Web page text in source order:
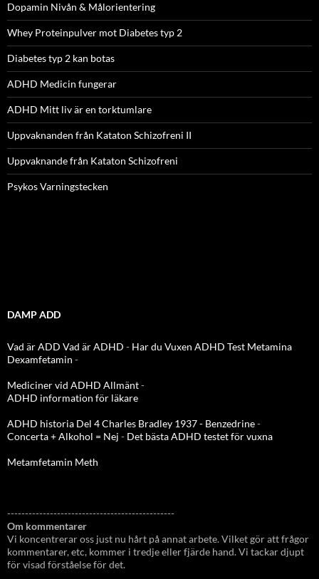
Dopamin Nivån & Målorientering
Whey Proteinpulver mot Diabetes typ 2
Diabetes typ 2 kan botas
ADHD Medicin fungerar
ADHD Mitt liv är en torktumlare
Uppvaknanden från Kataton Schizofreni II
Uppvaknande från Kataton Schizofreni
Psykos Varningstecken
DAMP ADD
Vad är ADD Vad är ADHD - Har du Vuxen ADHD Test Metamina
Dexamfetamin -
Mediciner vid ADHD Allmänt-
ADHD information för läkare
ADHD historia Del 4 Charles Bradley 1937 - Benzedrine-
Concerta + Alkohol = Nej - Det bästa ADHD testet för vuxna
Metamfetamin Meth
-----------------------------------------------
Om kommentarer
Vi koncentrerar oss just nu hårt på annat arbete. Vilket gör att frågor
kommentarer, etc, kommer i tredje eller fjärde hand. Vi tackar djupt
för visad förståelse för det.